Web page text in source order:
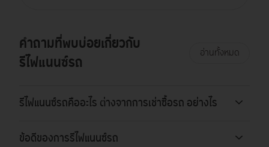
คำถามที่พบบ่อยเกี่ยวกับ
รีไฟแนนซ์รถ
อ่านทั้งหมด
รีไฟแนนซ์รถคืออะไร ต่างจากการเช่าซื้อรถ อย่างไร
ข้อดีของการรีไฟแนนซ์รถ